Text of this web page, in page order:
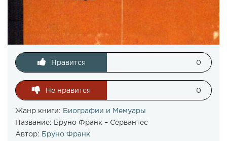
Нравится 0
Не нравится 0
Жанр книги: Биографии и Мемуары
Название: Бруно Франк – Сервантес
Автор: Бруно Франк